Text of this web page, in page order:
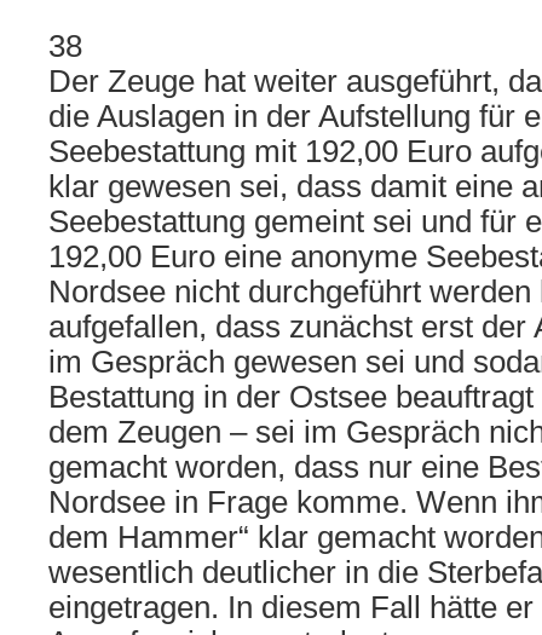
38
Der Zeuge hat weiter ausgeführt,
die Auslagen in der Aufstellung für
Seebestattung mit 192,00 Euro
klar gewesen sei, dass damit eine
Seebestattung gemeint sei und für
192,00 Euro eine anonyme
Nordsee nicht durchgeführt
aufgefallen, dass zunächst erst der
im Gespräch gewesen sei und
Bestattung in der Ostsee
dem Zeugen – sei im Gespräch
gemacht worden, dass nur eine
Nordsee in Frage komme. Wenn
dem Hammer“ klar gemacht
wesentlich deutlicher in die
eingetragen. In diesem Fall hätte